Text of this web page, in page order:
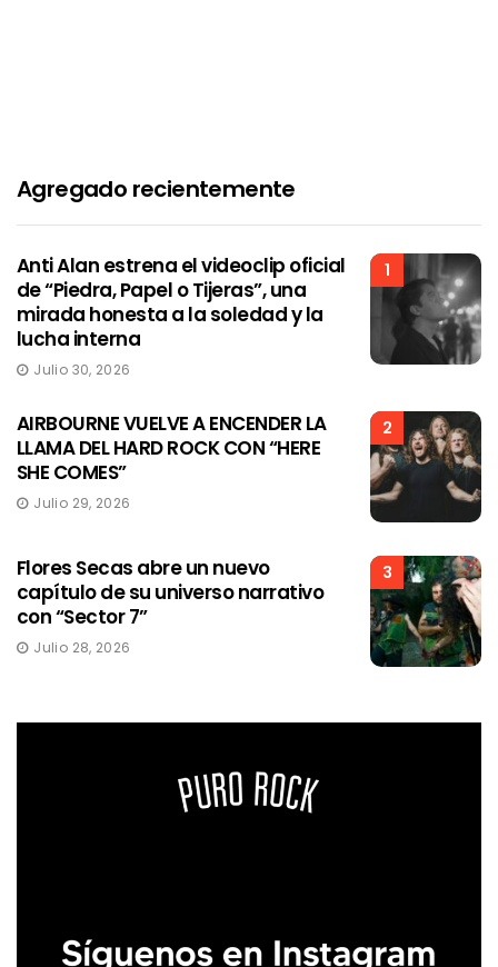
Agregado recientemente
1
Anti Alan estrena el videoclip oficial
de “Piedra, Papel o Tijeras”, una
mirada honesta a la soledad y la
lucha interna
Julio 30, 2026
2
AIRBOURNE VUELVE A ENCENDER LA
LLAMA DEL HARD ROCK CON “HERE
SHE COMES”
Julio 29, 2026
3
Flores Secas abre un nuevo
capítulo de su universo narrativo
con “Sector 7”
Julio 28, 2026